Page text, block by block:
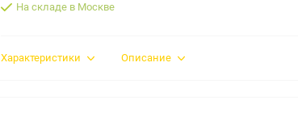
На складе в Москве
Характеристики Описание